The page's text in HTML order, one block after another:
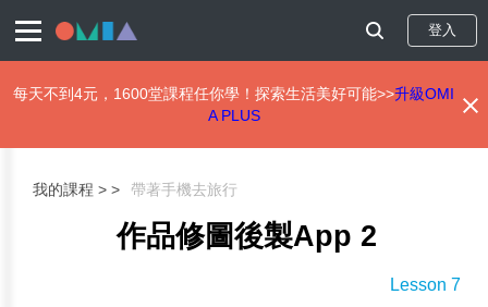
登入
每天不到4元，1600堂課程任你學！探索生活美好可能>>升級OMI
A PLUS
我的課程 > 帶著手機去旅行
作品修圖後製App 2
Lesson 7